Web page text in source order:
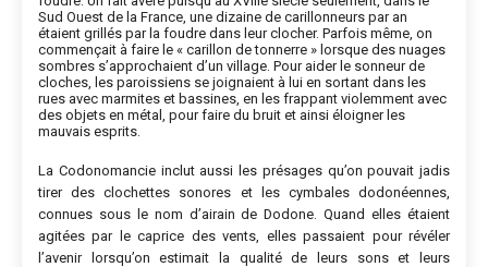
Sud Ouest de la France, une dizaine de carillonneurs par an
étaient grillés par la foudre dans leur clocher. Parfois même, on
commençait à faire le « carillon de tonnerre » lorsque des nuages
sombres s’approchaient d’un village. Pour aider le sonneur de
cloches, les paroissiens se joignaient à lui en sortant dans les
rues avec marmites et bassines, en les frappant violemment avec
des objets en métal, pour faire du bruit et ainsi éloigner les
mauvais esprits.
La Codonomancie inclut aussi les présages qu’on pouvait jadis
tirer des clochettes sonores et les cymbales dodonéennes,
connues sous le nom d’airain de Dodone. Quand elles étaient
agitées par le caprice des vents, elles passaient pour révéler
l’avenir lorsqu’on estimait la qualité de leurs sons et leurs